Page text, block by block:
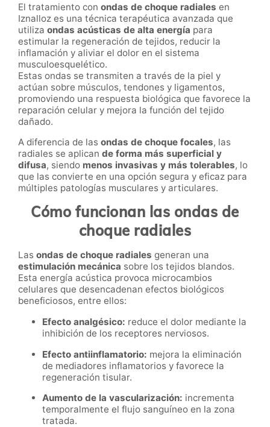
El tratamiento con ondas de choque radiales en
Iznalloz es una técnica terapéutica avanzada que
utiliza ondas acústicas de alta energía para
estimular la regeneración de tejidos, reducir la
inflamación y aliviar el dolor en el sistema
musculoesquelético.
Estas ondas se transmiten a través de la piel y
actúan sobre músculos, tendones y ligamentos,
promoviendo una respuesta biológica que favorece la
reparación celular y mejora la función del tejido
dañado.
A diferencia de las ondas de choque focales, las
radiales se aplican de forma más superficial y
difusa, siendo menos invasivas y más tolerables, lo
que las convierte en una opción segura y eficaz para
múltiples patologías musculares y articulares.
Cómo funcionan las ondas de
choque radiales
Las ondas de choque radiales generan una
estimulación mecánica sobre los tejidos blandos.
Esta energía acústica provoca microcambios
celulares que desencadenan efectos biológicos
beneficiosos, entre ellos:
Efecto analgésico: reduce el dolor mediante la
inhibición de los receptores nerviosos.
Efecto antiinflamatorio: mejora la eliminación
de mediadores inflamatorios y favorece la
regeneración tisular.
Aumento de la vascularización: incrementa
temporalmente el flujo sanguíneo en la zona
tratada.